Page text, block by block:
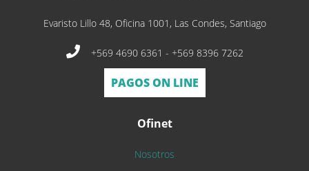
Evaristo Lillo 48, Oficina 1001, Las Condes, Santiago
+569 4690 6361 - +569 8396 7262
PAGOS ON LINE
Ofinet
Nosotros